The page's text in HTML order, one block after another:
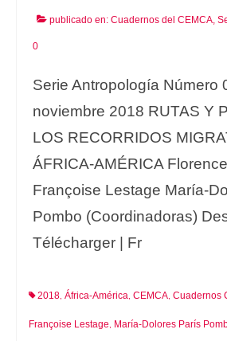
publicado en: Cuadernos del CEMCA,
0
Serie Antropología Número
noviembre 2018 RUTAS Y
LOS RECORRIDOS
ÁFRICA-AMÉRICA
Françoise Lestage María-
Pombo (Coordinadoras)
Télécharger | Fr
2018, África-América, CEMCA, Cuadernos
Françoise Lestage, María-Dolores París